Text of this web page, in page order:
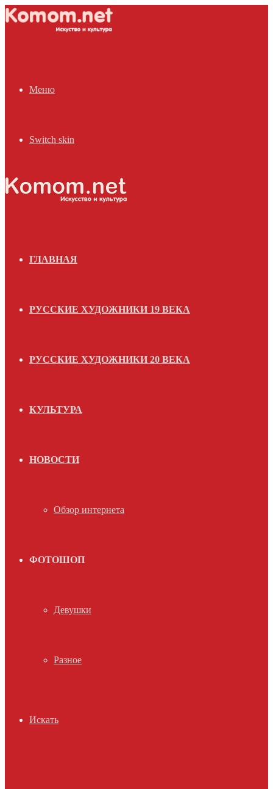
Меню
Switch skin
ГЛАВНАЯ
РУССКИЕ ХУДОЖНИКИ 19 ВЕКА
РУССКИЕ ХУДОЖНИКИ 20 ВЕКА
КУЛЬТУРА
НОВОСТИ
Обзор интернета
ФОТОШОП
Девушки
Разное
Искать